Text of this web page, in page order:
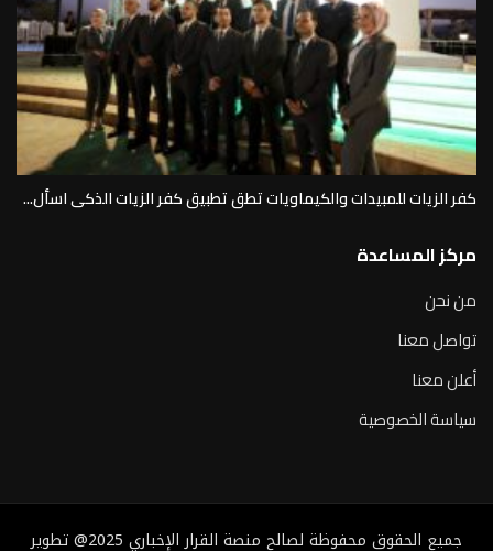
كفر الزيات للمبيدات والكيماويات تطق تطبيق كفر الزيات الذكى اسأل...
مركز المساعدة
من نحن
تواصل معنا
أعلن معنا
سياسة الخصوصية
جميع الحقوق محفوظة لصالح منصة القرار الإخباري 2025@ تطوير